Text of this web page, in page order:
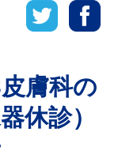
膚科の
休診）